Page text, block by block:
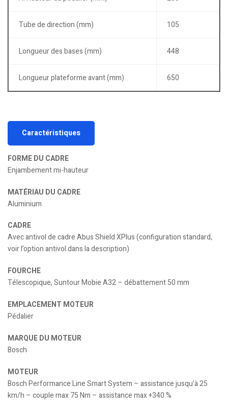
Tube de direction (mm) 105
Longueur des bases (mm) 448
Longueur plateforme avant (mm) 650
Caractéristiques
FORME DU CADRE
Enjambement mi-hauteur
MATÉRIAU DU CADRE
Aluminium
CADRE
Avec antivol de cadre Abus Shield XPlus (configuration standard,
voir l’option antivol dans la description)
FOURCHE
Télescopique, Suntour Mobie A32 – débattement 50 mm
EMPLACEMENT MOTEUR
Pédalier
MARQUE DU MOTEUR
Bosch
MOTEUR
Bosch Performance Line Smart System – assistance jusqu’à 25
km/h – couple max 75 Nm – assistance max +340 %